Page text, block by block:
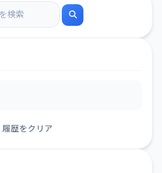
履歴をクリア